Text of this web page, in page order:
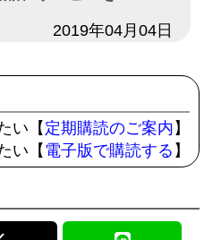
2019年04月04日
い【 定期購読のご案内 】
い【電子版で購読する 】